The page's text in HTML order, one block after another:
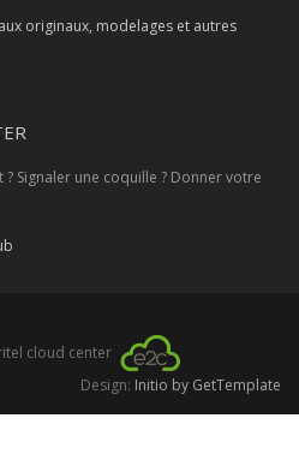
originaux, modelages et autres
Signaler une coquille ? Donner votre
cloud center
Design: Initio by GetTemplate